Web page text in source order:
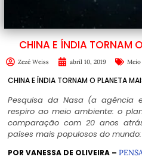
CHINA E ÍNDIA TORNAM
Zezé Weiss abril 10, 2019 Meio
CHINA E ÍNDIA TORNAM O PLANETA
Pesquisa da Nasa (a agência
respiro ao meio ambiente: o
comparação com 20 anos
países mais populosos do
POR VANESSA DE OLIVEIRA –